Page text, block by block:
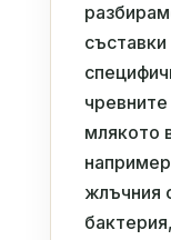
съставки
млякото
жлъчния